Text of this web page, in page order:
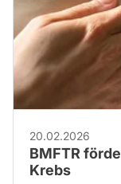
20.02.2026
BMFTR
Krebs